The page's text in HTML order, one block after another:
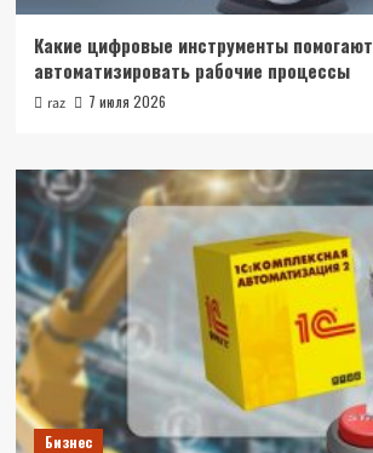
Какие цифровые инструменты помогают
автоматизировать рабочие процессы
raz 7 июля 2026
Бизнес